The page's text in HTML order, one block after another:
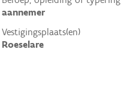
aannemer
Vestigingsplaats(en)
Roeselare